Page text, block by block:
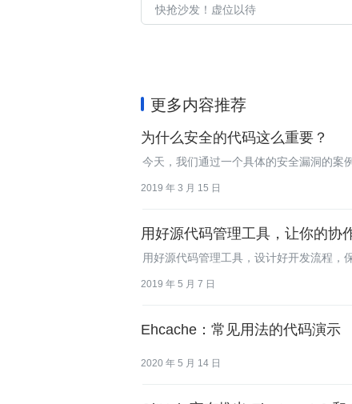
更多内容推荐
为什么安全的代码这么重要？
今天，我们通过一个具体的安全漏洞的案
2019 年 3 月 15 日
用好源代码管理工具，让你的协
用好源代码管理工具，设计好开发流程，
2019 年 5 月 7 日
Ehcache：常见用法的代码演示
2020 年 5 月 14 日